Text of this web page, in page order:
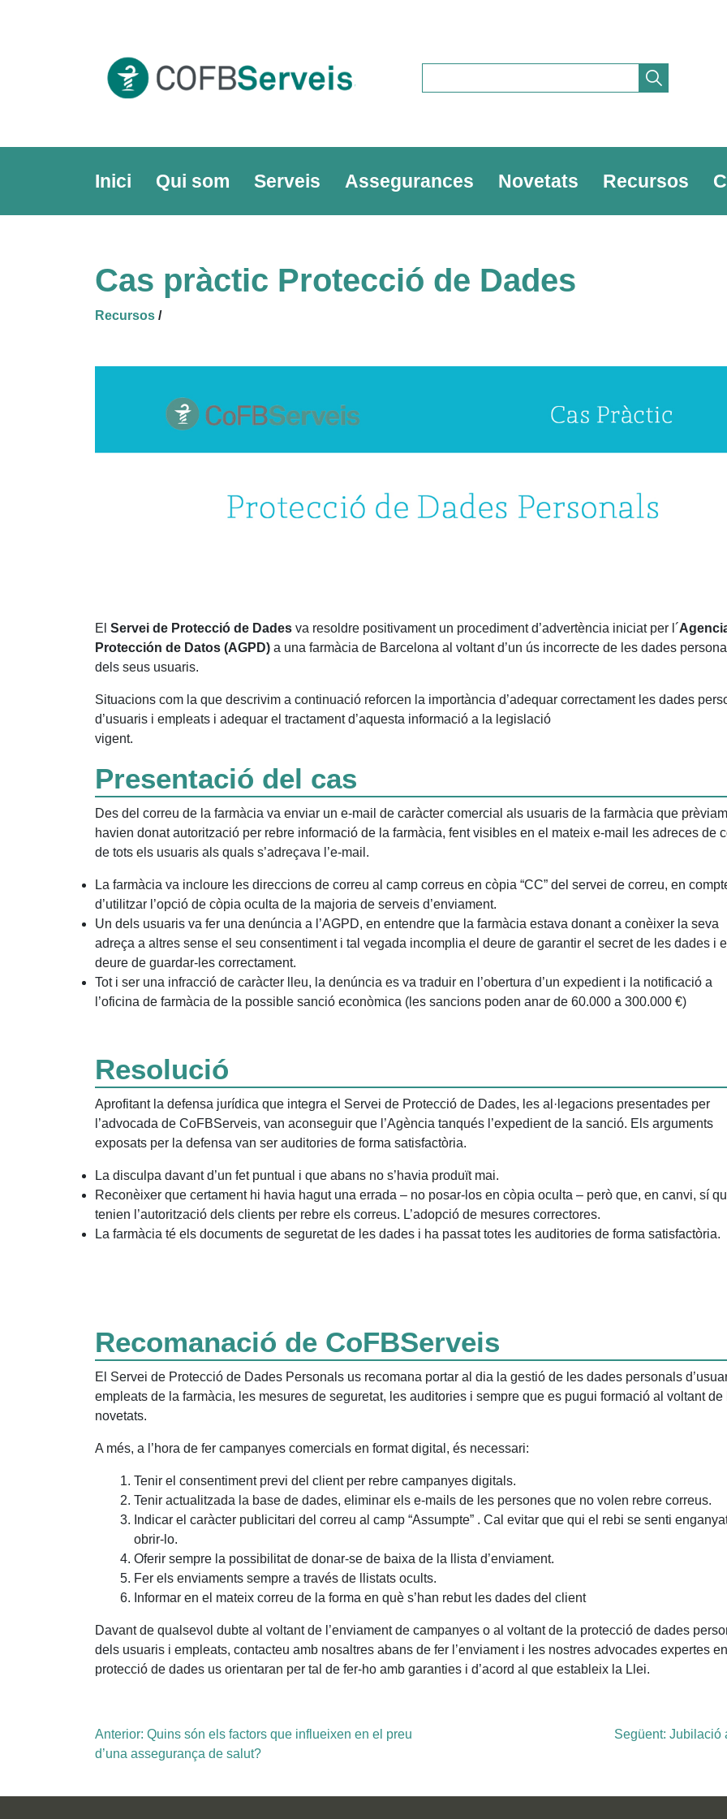
Inici Qui som Serveis Assegurances Novetats Recursos
Cas pràctic Protecció de Dades
Recursos /
El Servei de Protecció de Dades va resoldre positivament un procediment d’advertència iniciat per l´
Protección de Datos (AGPD) a una farmàcia de Barcelona al voltant d’un ús incorrecte de les dades
dels seus usuaris.
Situacions com la que descrivim a continuació reforcen la importància d’adequar correctament les dades
d’usuaris i empleats i adequar el tractament d’aquesta informació a la legislació
vigent.
Presentació del cas
Des del correu de la farmàcia va enviar un e-mail de caràcter comercial als usuaris de la farmàcia que
havien donat autorització per rebre informació de la farmàcia, fent visibles en el mateix e-mail les adreces de
de tots els usuaris als quals s’adreçava l’e-mail.
La farmàcia va incloure les direccions de correu al camp correus en còpia “CC” del servei de correu, en
d’utilitzar l’opció de còpia oculta de la majoria de serveis d’enviament.
Un dels usuaris va fer una denúncia a l’AGPD, en entendre que la farmàcia estava donant a conèixer la seva
adreça a altres sense el seu consentiment i tal vegada incomplia el deure de garantir el secret de les dades i el
deure de guardar-les correctament.
Tot i ser una infracció de caràcter lleu, la denúncia es va traduir en l’obertura d’un expedient i la notificació a
l’oficina de farmàcia de la possible sanció econòmica (les sancions poden anar de 60.000 a 300.000 €)
Resolució
Aprofitant la defensa jurídica que integra el Servei de Protecció de Dades, les al·legacions presentades per
l’advocada de CoFBServeis, van aconseguir que l’Agència tanqués l’expedient de la sanció. Els arguments
exposats per la defensa van ser auditories de forma satisfactòria.
La disculpa davant d’un fet puntual i que abans no s’havia produït mai.
Reconèixer que certament hi havia hagut una errada – no posar-los en còpia oculta – però que, en canvi, sí
tenien l’autorització dels clients per rebre els correus. L’adopció de mesures correctores.
La farmàcia té els documents de seguretat de les dades i ha passat totes les auditories de forma satisfactòria.
Recomanació de CoFBServeis
El Servei de Protecció de Dades Personals us recomana portar al dia la gestió de les dades personals
empleats de la farmàcia, les mesures de seguretat, les auditories i sempre que es pugui formació al voltant de
novetats.
A més, a l’hora de fer campanyes comercials en format digital, és necessari:
Tenir el consentiment previ del client per rebre campanyes digitals.
Tenir actualitzada la base de dades, eliminar els e-mails de les persones que no volen rebre correus.
Indicar el caràcter publicitari del correu al camp “Assumpte” . Cal evitar que qui el rebi se senti
obrir-lo.
Oferir sempre la possibilitat de donar-se de baixa de la llista d’enviament.
Fer els enviaments sempre a través de llistats ocults.
Informar en el mateix correu de la forma en què s’han rebut les dades del client
Davant de qualsevol dubte al voltant de l’enviament de campanyes o al voltant de la protecció de dades
dels usuaris i empleats, contacteu amb nosaltres abans de fer l’enviament i les nostres advocades expertes en
protecció de dades us orientaran per tal de fer-ho amb garanties i d’acord al que estableix la Llei.
Navegació
Anterior: Quins són els factors que influeixen en el preu
d’una assegurança de salut?
Següent: Jubilació